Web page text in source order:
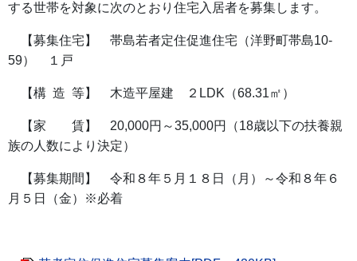
する世帯を対象に次のとおり住宅入居者を募集します。
【募集住宅】 帯島若者定住促進住宅（洋野町帯島10-
59） １戸
【構 造 等】 木造平屋建 ２LDK（68.31㎡）
【家 賃】 20,000円～35,000円（18歳以下の扶養親
族の人数により決定）
【募集期間】 令和８年５月１８日（月）～令和８年６
月５日（金）※必着